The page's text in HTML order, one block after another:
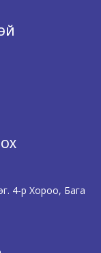
4-р Хороо, Бага